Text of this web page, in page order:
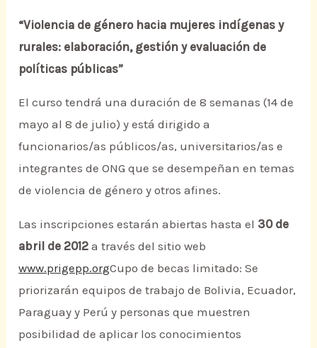
“Violencia de género hacia mujeres indígenas y
rurales: elaboración, gestión y evaluación de
políticas públicas”
El curso tendrá una duración de 8 semanas (14 de
mayo al 8 de julio) y está dirigido a
funcionarios/as públicos/as, universitarios/as e
integrantes de ONG que se desempeñan en temas
de violencia de género y otros afines.
Las inscripciones estarán abiertas hasta el 30 de
abril de 2012 a través del sitio web
www.prigepp.orgCupo de becas limitado: Se
priorizarán equipos de trabajo de Bolivia, Ecuador,
Paraguay y Perú y personas que muestren
posibilidad de aplicar los conocimientos